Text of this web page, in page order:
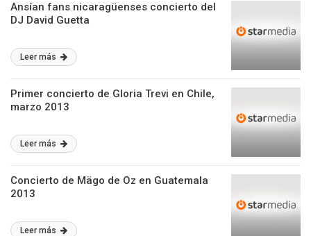
Ansían fans nicaragüenses concierto del
DJ David Guetta
Leer más
Primer concierto de Gloria Trevi en Chile,
marzo 2013
Leer más
Concierto de Mägo de Oz en Guatemala
2013
Leer más